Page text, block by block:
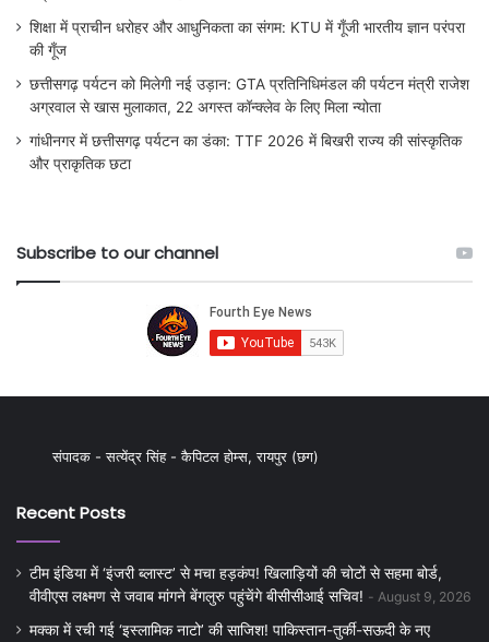
शिक्षा में प्राचीन धरोहर और आधुनिकता का संगम: KTU में गूँजी भारतीय ज्ञान परंपरा
की गूँज
छत्तीसगढ़ पर्यटन को मिलेगी नई उड़ान: GTA प्रतिनिधिमंडल की पर्यटन मंत्री राजेश
अग्रवाल से खास मुलाकात, 22 अगस्त कॉन्क्लेव के लिए मिला न्योता
गांधीनगर में छत्तीसगढ़ पर्यटन का डंका: TTF 2026 में बिखरी राज्य की सांस्कृतिक
और प्राकृतिक छटा
Subscribe to our channel
संपादक - सत्येंद्र सिंह - कैपिटल होम्स, रायपुर (छग)
Recent Posts
टीम इंडिया में ‘इंजरी ब्लास्ट’ से मचा हड़कंप! खिलाड़ियों की चोटों से सहमा बोर्ड,
वीवीएस लक्ष्मण से जवाब मांगने बेंगलुरु पहुंचेंगे बीसीसीआई सचिव!
August 9, 2026
मक्का में रची गई ‘इस्लामिक नाटो’ की साजिश! पाकिस्तान-तुर्की-सऊदी के नए